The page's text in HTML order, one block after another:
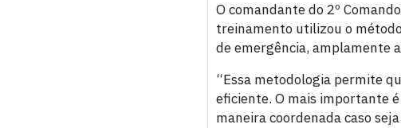
O comandante do 2º
treinamento utilizou o
de emergência, amplamente
“Essa metodologia permite
eficiente. O mais importante
maneira coordenada caso